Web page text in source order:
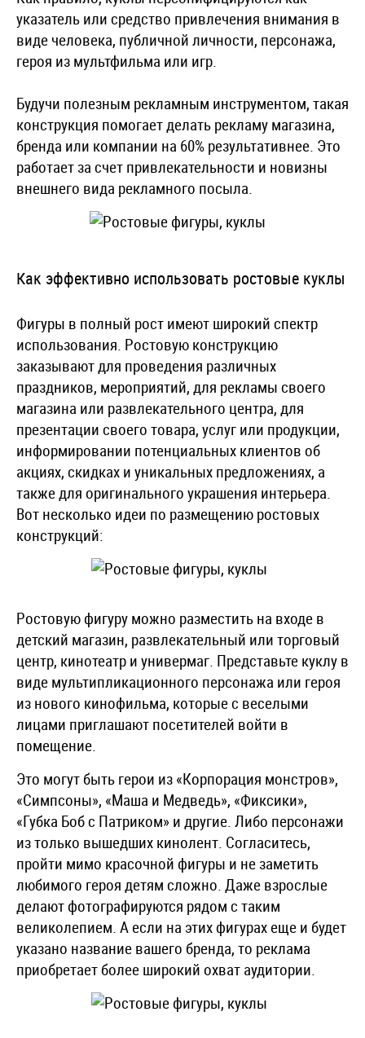
указатель или средство привлечения внимания в
виде человека, публичной личности, персонажа,
героя из мультфильма или игр.
Будучи полезным рекламным инструментом, такая
конструкция помогает делать рекламу магазина,
бренда или компании на 60% результативнее. Это
работает за счет привлекательности и новизны
внешнего вида рекламного посыла.
Как эффективно использовать ростовые куклы
Фигуры в полный рост имеют широкий спектр
использования. Ростовую конструкцию
заказывают для проведения различных
праздников, мероприятий, для рекламы своего
магазина или развлекательного центра, для
презентации своего товара, услуг или продукции,
информировании потенциальных клиентов об
акциях, скидках и уникальных предложениях, а
также для оригинального украшения интерьера.
Вот несколько идеи по размещению ростовых
конструкций:
Ростовую фигуру можно разместить на входе в
детский магазин, развлекательный или торговый
центр, кинотеатр и универмаг. Представьте куклу в
виде мультипликационного персонажа или героя
из нового кинофильма, которые с веселыми
лицами приглашают посетителей войти в
помещение.
Это могут быть герои из «Корпорация монстров»,
«Симпсоны», «Маша и Медведь», «Фиксики»,
«Губка Боб с Патриком» и другие. Либо персонажи
из только вышедших кинолент. Согласитесь,
пройти мимо красочной фигуры и не заметить
любимого героя детям сложно. Даже взрослые
делают фотографируются рядом с таким
великолепием. А если на этих фигурах еще и будет
указано название вашего бренда, то реклама
приобретает более широкий охват аудитории.